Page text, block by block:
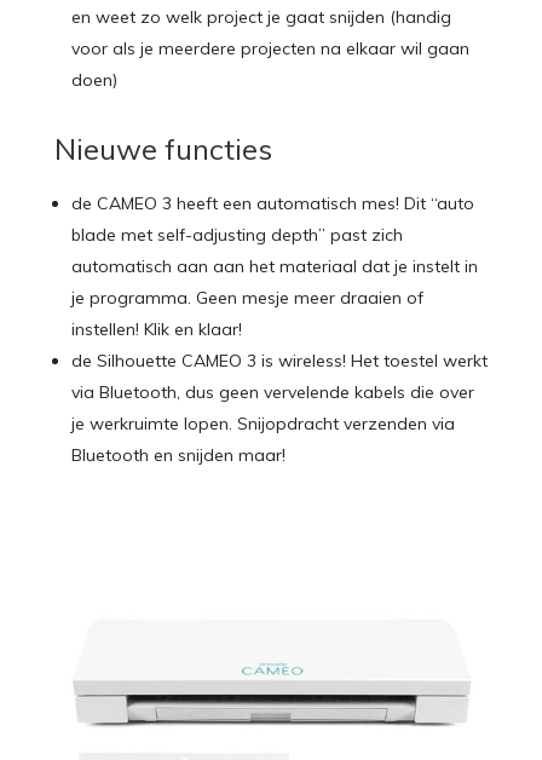
en weet zo welk project je gaat snijden (handig
voor als je meerdere projecten na elkaar wil gaan
doen)
Nieuwe functies
de CAMEO 3 heeft een automatisch mes! Dit “auto
blade met self-adjusting depth” past zich
automatisch aan aan het materiaal dat je instelt in
je programma. Geen mesje meer draaien of
instellen! Klik en klaar!
de Silhouette CAMEO 3 is wireless! Het toestel werkt
via Bluetooth, dus geen vervelende kabels die over
je werkruimte lopen. Snijopdracht verzenden via
Bluetooth en snijden maar!